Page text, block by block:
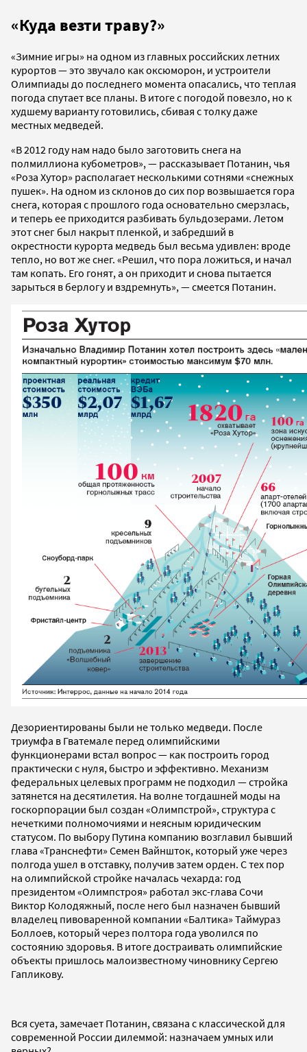
«Куда везти траву?»
«Зимние игры» на одном из главных российских летних
курортов — это звучало как оксюморон, и устроители
Олимпиады до последнего момента опасались, что теплая
погода спутает все планы. В итоге с погодой повезло, но к
худшему варианту готовились, сбивая с толку даже
местных медведей.
«В 2012 году нам надо было заготовить снега на
полмиллиона кубометров», — рассказывает Потанин, чья
«Роза Хутор» располагает несколькими сотнями «снежных
пушек». На одном из склонов до сих пор возвышается гора
снега, которая с прошлого года основательно смерзлась,
и теперь ее приходится разбивать бульдозерами. Летом
этот снег был накрыт пленкой, и забредший в
окрестности курорта медведь был весьма удивлен: вроде
тепло, но вот же снег. «Решил, что пора ложиться, и начал
там копать. Его гонят, а он приходит и снова пытается
зарыться в берлогу и вздремнуть», — смеется Потанин.
Дезориентированы были не только медведи. После
триумфа в Гватемале перед олимпийскими
функционерами встал вопрос — как построить город
практически с нуля, быстро и эффективно. Механизм
федеральных целевых программ не подходил — стройка
затянется на десятилетия. На волне тогдашней моды на
госкорпорации был создан «Олимпстрой», структура с
нечеткими полномочиями и неясным юридическим
статусом. По выбору Путина компанию возглавил бывший
глава «Транснефти» Семен Вайншток, который уже через
полгода ушел в отставку, получив затем орден. С тех пор
на олимпийской стройке началась чехарда: год
президентом «Олимпстроя» работал экс-глава Сочи
Виктор Колодяжный, после него был назначен бывший
владелец пивоваренной компании «Балтика» Таймураз
Боллоев, который через полтора года уволился по
состоянию здоровья. В итоге достраивать олимпийские
объекты пришлось малоизвестному чиновнику Сергею
Гапликову.
Вся суета, замечает Потанин, связана с классической для
современной России дилеммой: назначаем умных или